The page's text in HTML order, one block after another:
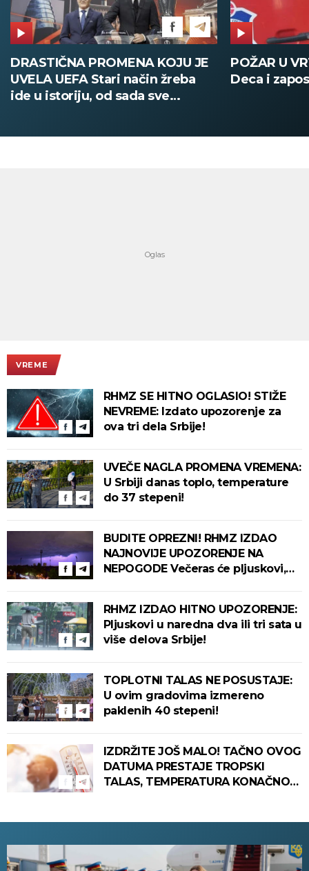
POŽAR U VRTIĆU NA VOŽDOVCU
Deca i zaposleni evakuisani
SINIŠA
DOBIO
VREME
RHMZ SE HITNO OGLASIO! STIŽE
NEVREME: Izdato upozorenje za
ova tri dela Srbije!
UVEČE NAGLA PROMENA VREMENA:
U Srbiji danas toplo, temperature
do 37 stepeni!
BUDITE OPREZNI! RHMZ IZDAO
NAJNOVIJE UPOZORENJE NA
NEPOGODE Večeras će pljuskovi,
RHMZ IZDAO HITNO UPOZORENJE:
Pljuskovi u naredna dva ili tri sata u
više delova Srbije!
TOPLOTNI TALAS NE POSUSTAJE:
U ovim gradovima izmereno
paklenih 40 stepeni!
IZDRŽITE JOŠ MALO! TAČNO OVOG
DATUMA PRESTAJE TROPSKI
TALAS, TEMPERATURA KONAČNO